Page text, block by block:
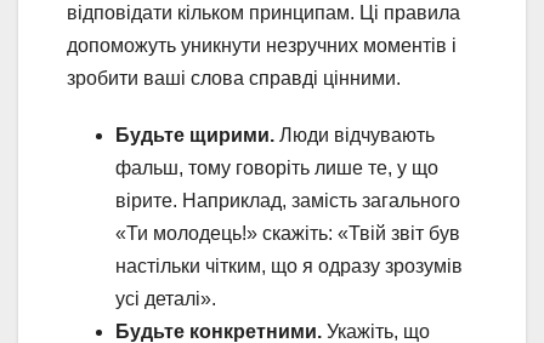
відповідати кільком принципам. Ці правила
допоможуть уникнути незручних моментів і
зробити ваші слова справді цінними.
Будьте щирими. Люди відчувають
фальш, тому говоріть лише те, у що
вірите. Наприклад, замість загального
«Ти молодець!» скажіть: «Твій звіт був
настільки чітким, що я одразу зрозумів
усі деталі».
Будьте конкретними. Укажіть, що